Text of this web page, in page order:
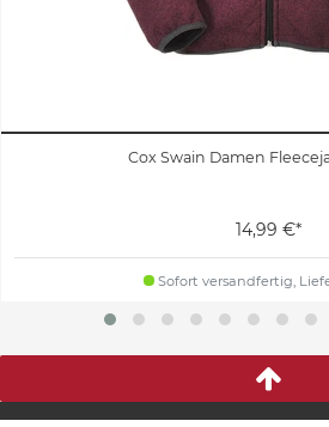
Cox Swain Damen
14,99 €*
Sofort versandfertig,